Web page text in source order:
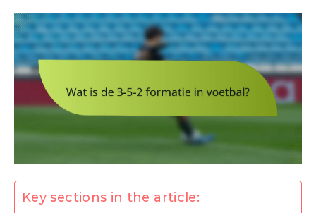
Key sections in the article: